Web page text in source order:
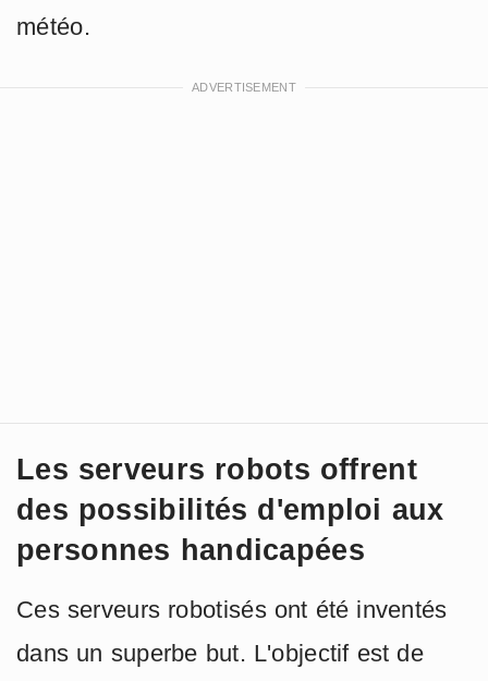
météo.
Les serveurs robots offrent
des possibilités d'emploi aux
personnes handicapées
Ces serveurs robotisés ont été inventés
dans un superbe but. L'objectif est de